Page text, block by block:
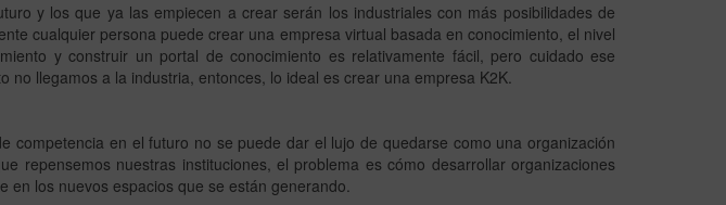
y los que ya las empiecen a crear serán los industriales con más posibilidades de
cualquier persona puede crear una empresa virtual basada en conocimiento, el nivel
y construir un portal de conocimiento es relativamente fácil, pero cuidado ese
no llegamos a la industria, entonces, lo ideal es crear una empresa K2K.
competencia en el futuro no se puede dar el lujo de quedarse como una organización
repensemos nuestras instituciones, el problema es cómo desarrollar organizaciones
en los nuevos espacios que se están generando.